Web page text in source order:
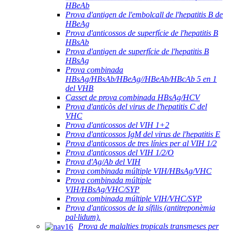
HBeAb
Prova d'antigen de l'embolcall de l'hepatitis B de
HBeAg
Prova d'anticossos de superfície de l'hepatitis B
HBsAb
Prova d'antigen de superfície de l'hepatitis B
HBsAg
Prova combinada
HBsAg/HBsAb/HBeAg//HBeAb/HBcAb 5 en 1
del VHB
Casset de prova combinada HBsAg/HCV
Prova d'anticòs del virus de l'hepatitis C del
VHC
Prova d'anticossos del VIH 1+2
Prova d'anticossos IgM del virus de l'hepatitis E
Prova d'anticossos de tres línies per al VIH 1/2
Prova d'anticossos del VIH 1/2/O
Prova d'Ag/Ab del VIH
Prova combinada múltiple VIH/HBsAg/VHC
Prova combinada múltiple
VIH/HBsAg/VHC/SYP
Prova combinada múltiple VIH/VHC/SYP
Prova d'anticossos de la sífilis (antitreponèmia
pal·lidum).
Prova de malalties tropicals transmeses per